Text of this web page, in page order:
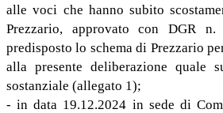
alle voci che hanno subito
Prezzario, approvato con DGR
predisposto lo schema di Prezzario
alla presente deliberazione quale
sostanziale (allegato 1);
- in data 19.12.2024 in sede di